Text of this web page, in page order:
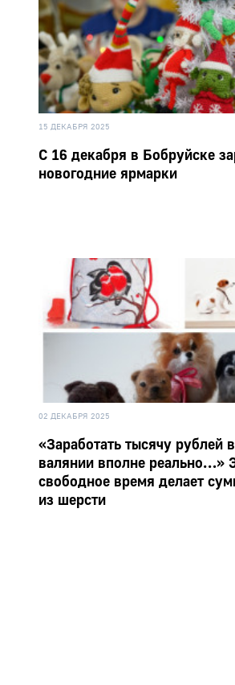
15 ДЕКАБРЯ 2025
С 16 декабря в Бобруйске
новогодние ярмарки
02 ДЕКАБРЯ 2025
«Заработать тысячу рублей
валянии вполне реально…»
свободное время делает
из шерсти